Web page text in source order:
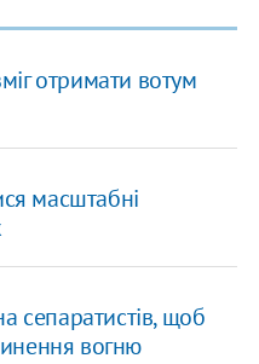
отримати вотум
масштабні
сепаратистів, щоб
вогню